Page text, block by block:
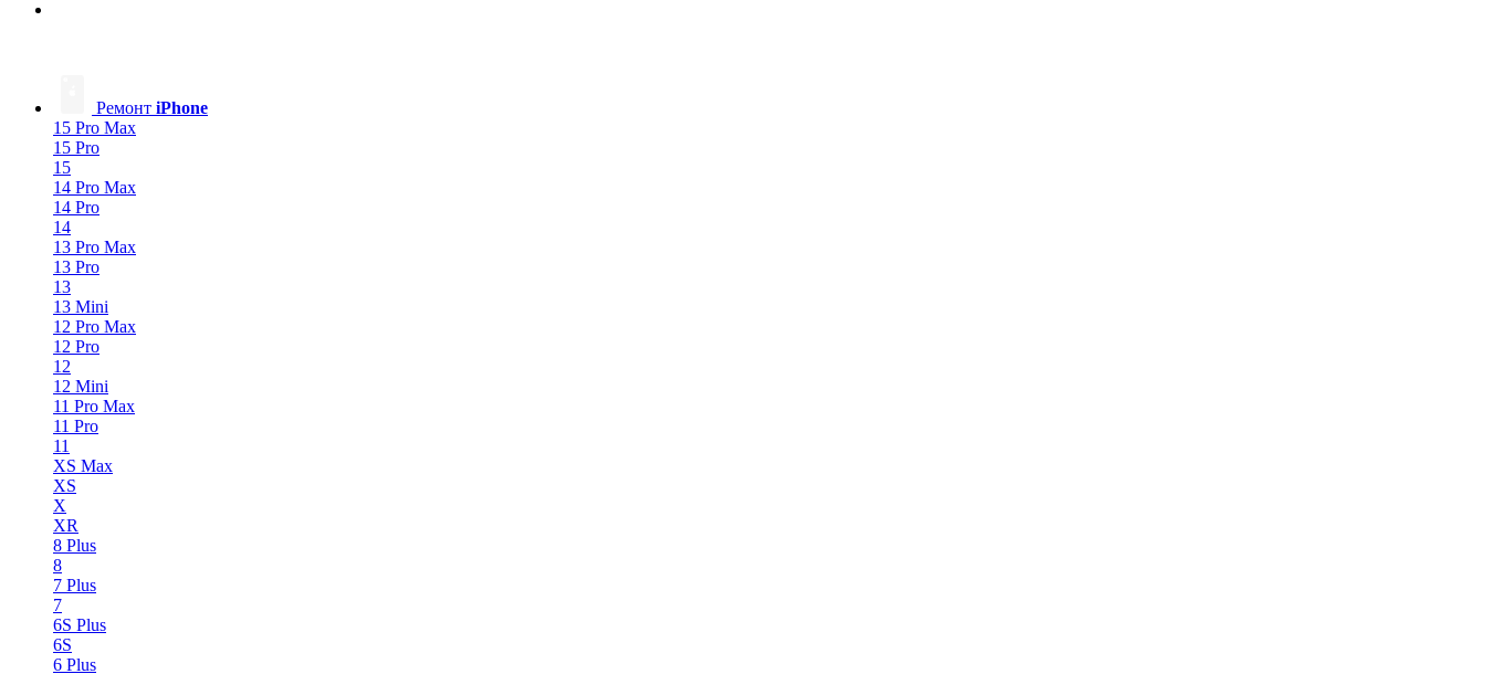
Ремонт iPhone
15 Pro Max
15 Pro
15
14 Pro Max
14 Pro
14
13 Pro Max
13 Pro
13
13 Mini
12 Pro Max
12 Pro
12
12 Mini
11 Pro Max
11 Pro
11
XS Max
XS
X
XR
8 Plus
8
7 Plus
7
6S Plus
6S
6 Plus